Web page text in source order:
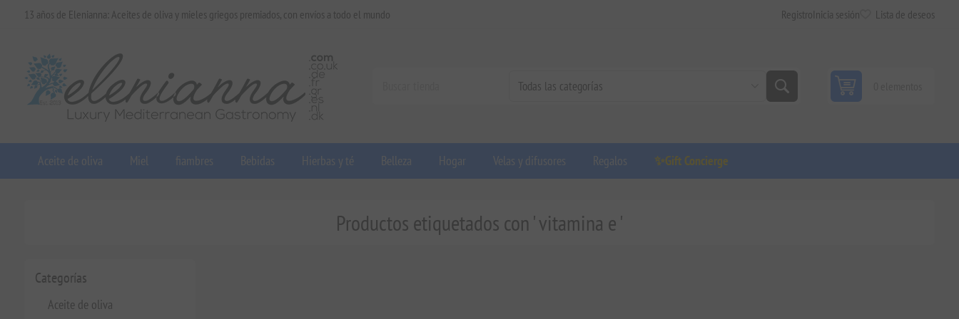
13 años de Elenianna: Aceites de oliva y mieles griegos premiados, con envíos a todo el mundo Registro Inicia sesión Lista de deseos
Aceite de oliva Miel fiambres Bebidas Hierbas y té Belleza Hogar Velas y difusores Regalos ✨Gift Concierge
Categorías
Aceite de oliva
Productos etiquetados con ' vitamina e '